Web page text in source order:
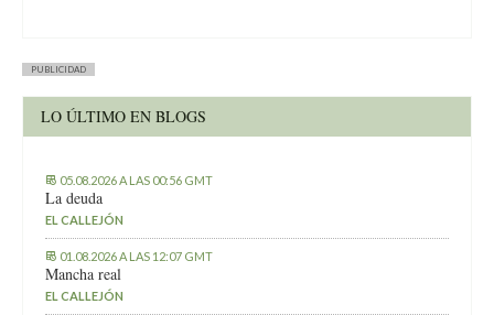
PUBLICIDAD
LO ÚLTIMO EN BLOGS
05.08.2026 A LAS 00:56 GMT
La deuda
EL CALLEJÓN
01.08.2026 A LAS 12:07 GMT
Mancha real
EL CALLEJÓN